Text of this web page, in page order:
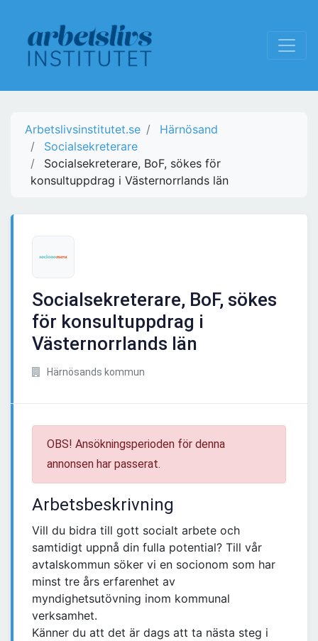
Arbetslivsinstitutet.se
Härnösand
Socialsekreterare
Socialsekreterare, BoF, sökes för
konsultuppdrag i Västernorrlands län
Socialsekreterare, BoF, sökes
för konsultuppdrag i
Västernorrlands län
Härnösands kommun
OBS! Ansökningsperioden för denna
annonsen har passerat.
Arbetsbeskrivning
Vill du bidra till gott socialt arbete och
samtidigt uppnå din fulla potential? Till vår
avtalskommun söker vi en socionom som har
minst tre års erfarenhet av
myndighetsutövning inom kommunal
verksamhet.
Känner du att det är dags att ta nästa steg i